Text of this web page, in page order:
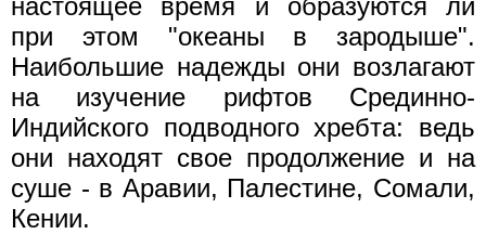
настоящее время и образуются ли
при этом "океаны в зародыше".
Наибольшие надежды они возлагают
на изучение рифтов Срединно-
Индийского подводного хребта: ведь
они находят свое продолжение и на
суше - в Аравии, Палестине, Сомали,
Кении.